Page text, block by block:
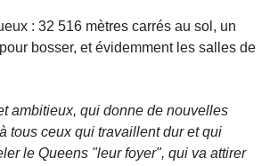
: 32 516 mètres carrés au sol, un
bosser, et évidemment les salles de
ambitieux, qui donne de nouvelles
tous ceux qui travaillent dur et qui
le Queens "leur foyer", qui va attirer